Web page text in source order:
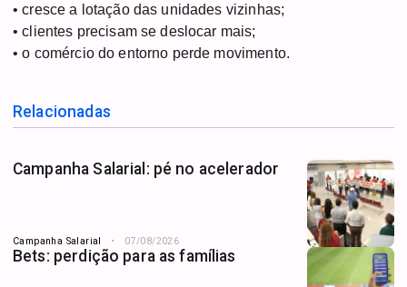
• cresce a lotação das unidades vizinhas;
• clientes precisam se deslocar mais;
• o comércio do entorno perde movimento.
Relacionadas
Campanha Salarial: pé no acelerador
Campanha Salarial 07/08/2026
Bets: perdição para as famílias